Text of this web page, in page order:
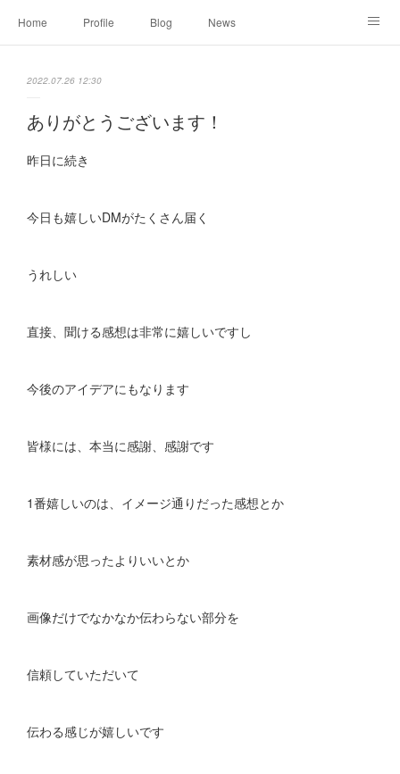
Home Profile Blog News
2022.07.26 12:30
ありがとうございます！
昨日に続き
今日も嬉しいDMがたくさん届く
うれしい
直接、聞ける感想は非常に嬉しいですし
今後のアイデアにもなります
皆様には、本当に感謝、感謝です
1番嬉しいのは、イメージ通りだった感想とか
素材感が思ったよりいいとか
画像だけでなかなか伝わらない部分を
信頼していただいて
伝わる感じが嬉しいです